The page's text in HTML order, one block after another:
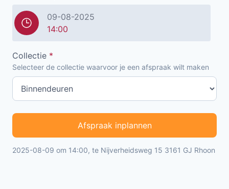
09-08-2025
14:00
Collectie *
Selecteer de collectie waarvoor je een afspraak wilt maken
Afspraak inplannen
2025-08-09 om 14:00, te Nijverheidsweg 15 3161 GJ Rhoon